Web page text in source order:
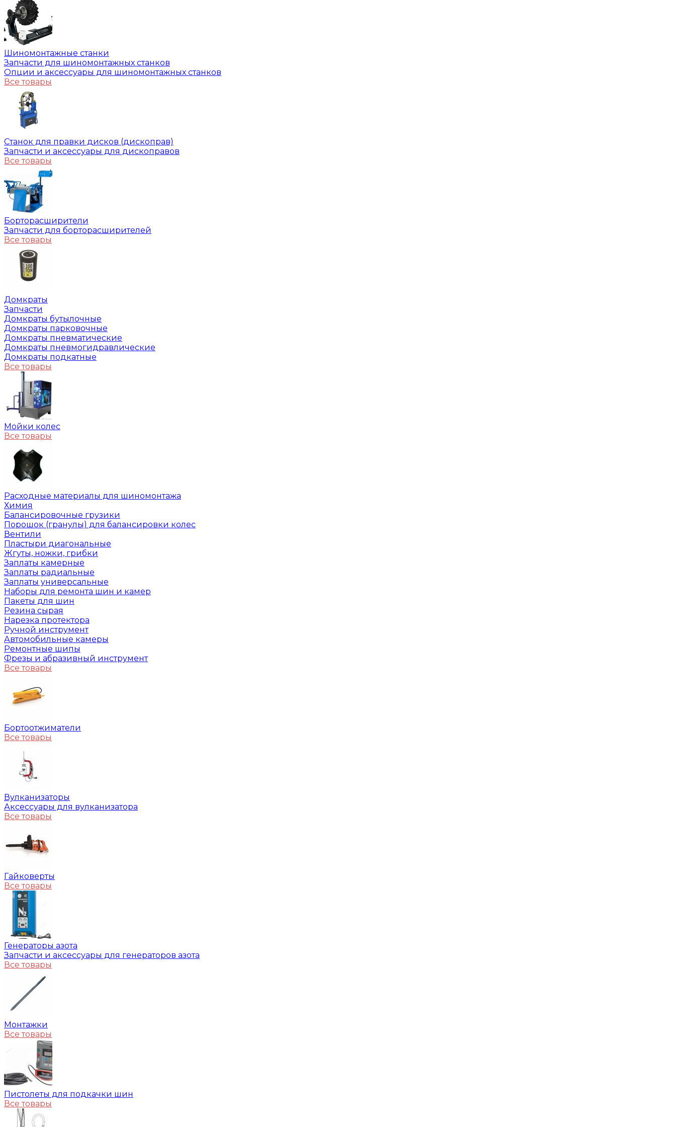
Шиномонтажные станки
Запчасти для шиномонтажных станков
Опции и аксессуары для шиномонтажных станков
Все товары
Станок для правки дисков (дископрав)
Запчасти и аксессуары для дископравов
Все товары
Борторасширители
Запчасти для борторасширителей
Все товары
Домкраты
Запчасти
Домкраты бутылочные
Домкраты парковочные
Домкраты пневматические
Домкраты пневмогидравлические
Домкраты подкатные
Все товары
Мойки колес
Все товары
Расходные материалы для шиномонтажа
Химия
Балансировочные грузики
Порошок (гранулы) для балансировки колес
Вентили
Пластыри диагональные
Жгуты, ножки, грибки
Заплаты камерные
Заплаты радиальные
Заплаты универсальные
Наборы для ремонта шин и камер
Пакеты для шин
Резина сырая
Нарезка протектора
Ручной инструмент
Автомобильные камеры
Ремонтные шипы
Фрезы и абразивный инструмент
Все товары
Бортоотжиматели
Все товары
Вулканизаторы
Аксессуары для вулканизатора
Все товары
Гайковерты
Все товары
Генераторы азота
Запчасти и аксессуары для генераторов азота
Все товары
Монтажки
Все товары
Пистолеты для подкачки шин
Все товары